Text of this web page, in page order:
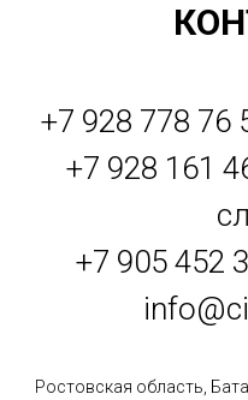
+7 928 778 76
+7 928 161
+7 905 452
Ростовская область,